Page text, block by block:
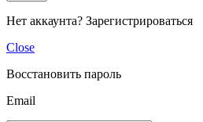
Нет аккаунта? Зарегистрироваться
Close
Восстановить пароль
Email